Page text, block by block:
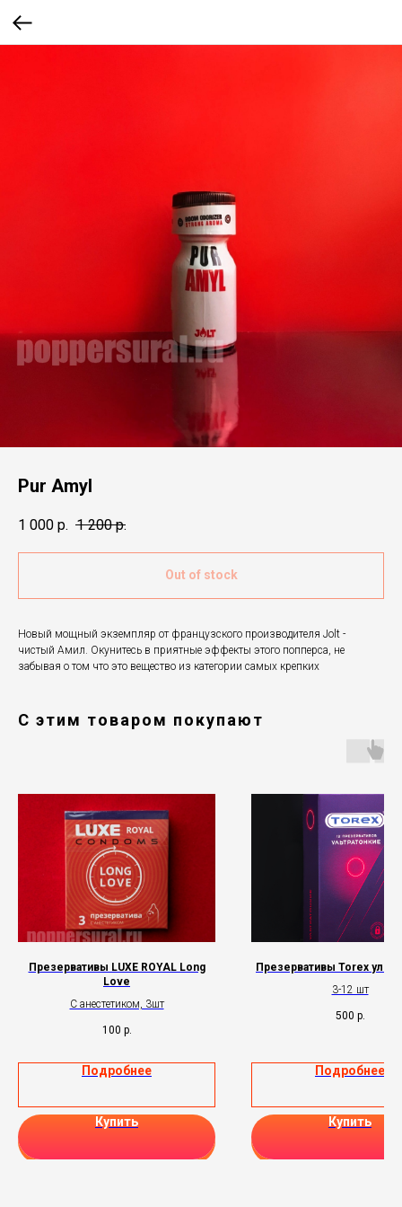
Pur Amyl
1 000 р. 1 200 р.
Out of stock
Новый мощный экземпляр от французского производителя Jolt -
чистый Амил. Окунитесь в приятные эффекты этого попперса, не
забывая о том что это вещество из категории самых крепких
С этим товаром покупают
Презервативы LUXE ROYAL Long
Love
С анестетиком, 3шт
100 р.
Подробнее
Купить
Презервативы Torex
3-12 шт
500 р.
Подробнее
Купить